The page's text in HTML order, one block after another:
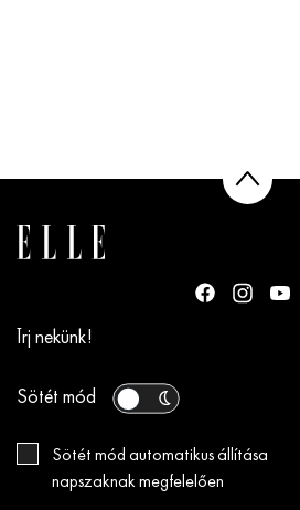
Írj nekünk!
Sötét mód
Sötét mód automatikus állítása
napszaknak megfelelően